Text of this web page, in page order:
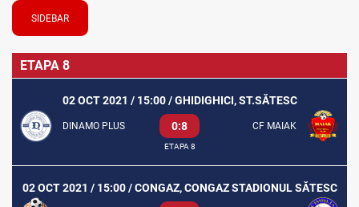
SIDEBAR
ETAPA 8
02 OCT 2021 / 15:00 / GHIDIGHICI, ST.SĂTESC
DINAMO PLUS 0:8 CF MAIAK
ETAPA 8
02 OCT 2021 / 15:00 / CONGAZ, CONGAZ STADIONUL SĂTESC